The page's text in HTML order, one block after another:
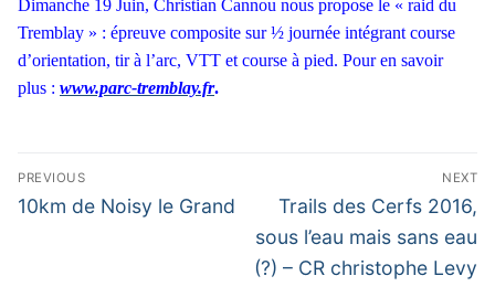
Dimanche 19 Juin, Christian Cannou nous propose le « raid du
Tremblay » : épreuve composite sur ½ journée intégrant course
d’orientation, tir à l’arc, VTT et course à pied. Pour en savoir
plus : www.parc-tremblay.fr.
Navigation
de
PREVIOUS
Previous
10km de Noisy le Grand
NEXT
Next
post:
Trails des Cerfs 2016,
sous l’eau mais sans eau
(?) – CR christophe Levy